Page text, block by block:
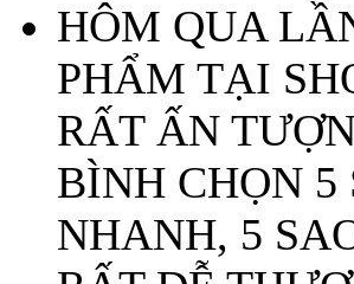
HÔM QUA
PHẨM TẠI
RẤT ẤN
BÌNH CHỌN 5
NHANH, 5